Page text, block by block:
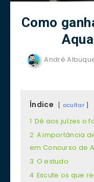
Como
André
Índice ocultar
1 Dê aos juízes o
2 A importância
em Concurso de
3 O estudo
4 Escute os que